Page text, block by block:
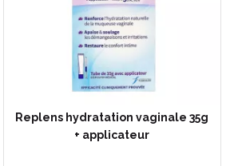
Replens hydratation vaginale 35g
+ applicateur